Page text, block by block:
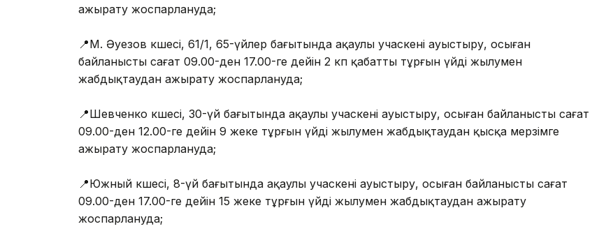
ажырату жоспарлануда;
📍М. Әуезов көшесі, 61/1, 65-үйлер бағытында ақаулы учаскені ауыстыру, осыған
байланысты сағат 09.00-ден 17.00-ге дейін 2 көп қабатты тұрғын үйді жылумен
жабдықтаудан ажырату жоспарлануда;
📍Шевченко көшесі, 30-үй бағытында ақаулы учаскені ауыстыру, осыған байланысты сағат
09.00-ден 12.00-ге дейін 9 жеке тұрғын үйді жылумен жабдықтаудан қысқа мерзімге
ажырату жоспарлануда;
📍Южный көшесі, 8-үй бағытында ақаулы учаскені ауыстыру, осыған байланысты сағат
09.00-ден 17.00-ге дейін 15 жеке тұрғын үйді жылумен жабдықтаудан ажырату
жоспарлануда;